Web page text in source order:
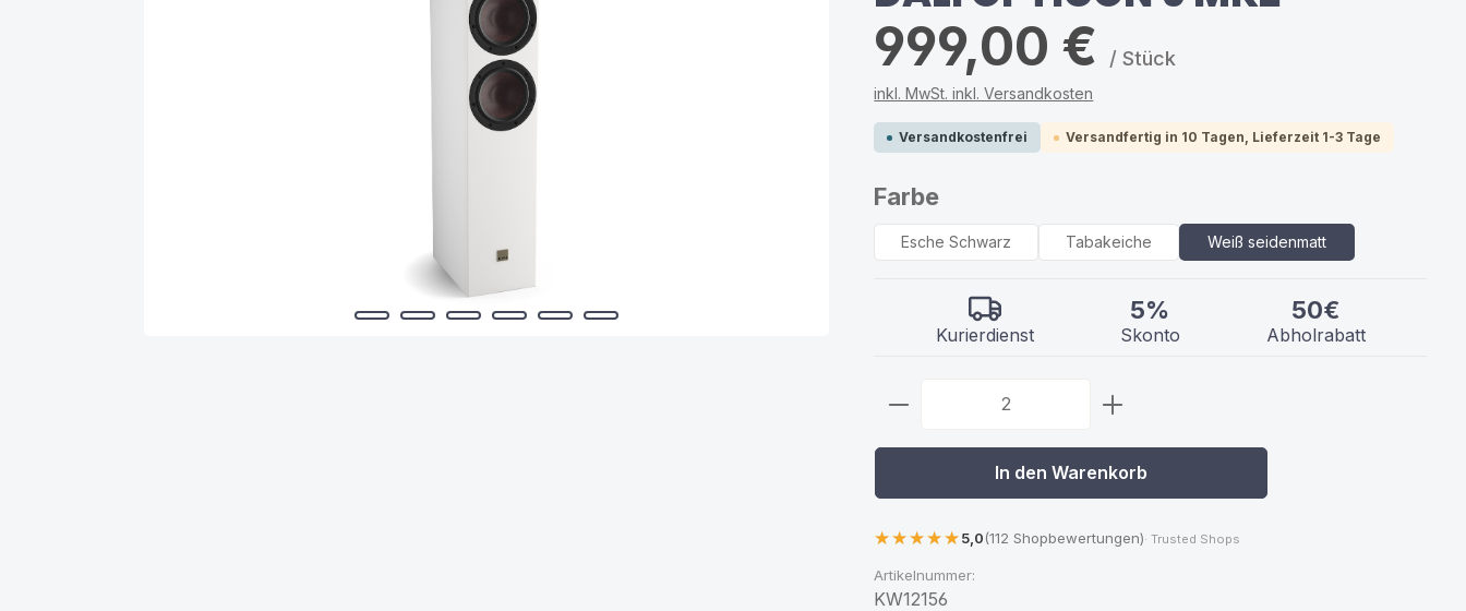
999,00 € / Stück
inkl. MwSt. inkl. Versandkosten
Versandkostenfrei Versandfertig in 10 Tagen, Lieferzeit 1-3 Tage
Farbeauswählen
Esche Schwarz Tabakeiche Weiß seidenmatt
Kurierdienst
5%
Skonto
50€
Abholrabatt
Produkt Anzahl: Gib den gewünschten Wert
In den Warenkorb
5,0(112 Shopbewertungen)· Trusted Shops
Artikelnummer:
KW12156